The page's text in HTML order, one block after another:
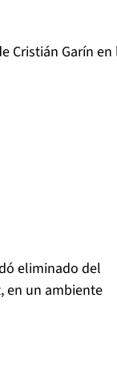
Cristián Garín en
eliminado del
en un ambiente